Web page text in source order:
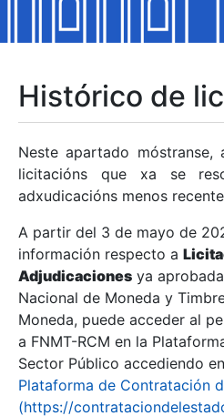
Mostrar/Ocultar
Mostrar/Ocultar
Mostrar/Ocultar
Mostrar/Ocultar
Histórico de
Neste apartado
licitacións que xa se
adxudicacións menos
A partir del 3 de mayo de
información respecto a
Adjudicaciones ya
Nacional de Moneda y
Moneda, puede acceder al
a FNMT-RCM en la
Sector Público accediendo
Plataforma de Contratación
(https://